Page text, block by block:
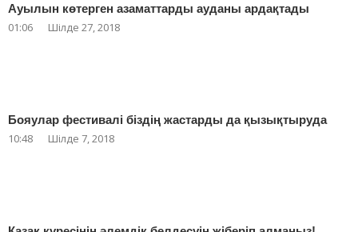
Ауылын көтерген азаматтарды ауданы ардақтады
01:06 Шілде 27, 2018
Бояулар фестивалі біздің жастарды да қызықтыруда
10:48 Шілде 7, 2018